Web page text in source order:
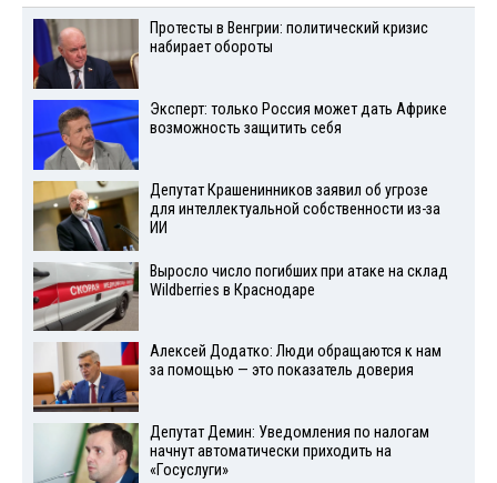
Протесты в Венгрии: политический кризис
набирает обороты
Эксперт: только Россия может дать Африке
возможность защитить себя
Депутат Крашенинников заявил об угрозе
для интеллектуальной собственности из-за
ИИ
Выросло число погибших при атаке на склад
Wildberries в Краснодаре
Алексей Додатко: Люди обращаются к нам
за помощью — это показатель доверия
Депутат Демин: Уведомления по налогам
начнут автоматически приходить на
«Госуслуги»